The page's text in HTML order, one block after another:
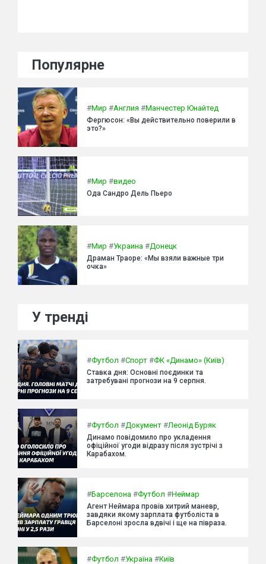
Популярне
#Мир #Англия #Манчестер Юнайтед
Фергюсон: «Вы действительно поверили в
это?»
#Мир #видео
Ода Сандро Дель Пьеро
#Мир #Украина #Донецк
Драман Траоре: «Мы взяли важные три
очка»
У тренді
#Футбол #Спорт #ФК «Динамо» (Київ)
Ставка дня: Основні поєдинки та
затребувані прогнози на 9 серпня.
#Футбол #Документ #Леонід Буряк
Динамо повідомило про укладення
офіційної угоди відразу після зустрічі з
Карабахом.
#Барселона #Футбол #Неймар
Агент Неймара провів хитрий маневр,
завдяки якому зарплата футболіста в
Барселоні зросла вдвічі і ще на півраза.
#Футбол #Україна #Київ